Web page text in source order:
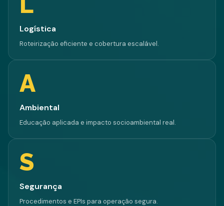
Logística
Roteirização eficiente e cobertura escalável.
A
Ambiental
Educação aplicada e impacto socioambiental real.
S
Segurança
Procedimentos e EPIs para operação segura.